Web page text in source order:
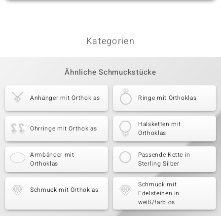
Kategorien
Ähnliche Schmuckstücke
Anhänger mit Orthoklas Ringe mit Orthoklas
Ohrringe mit Orthoklas
Halsketten mit
Orthoklas
Armbänder mit
Orthoklas
Passende Kette in
Sterling Silber
Schmuck mit Orthoklas
Schmuck mit
Edelsteinen in
weiß/farblos